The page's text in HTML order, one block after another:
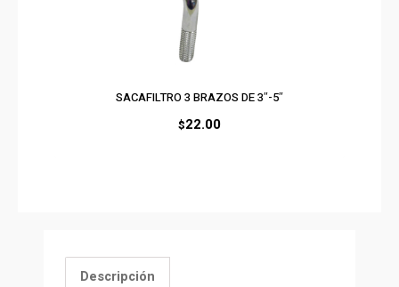
SACAFILTRO 3 BRAZOS DE 3″-5″
$22.00
Descripción